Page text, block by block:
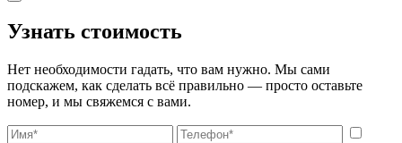
Узнать стоимость
Нет необходимости гадать, что вам нужно. Мы сами
подскажем, как сделать всё правильно — просто оставьте
номер, и мы свяжемся с вами.